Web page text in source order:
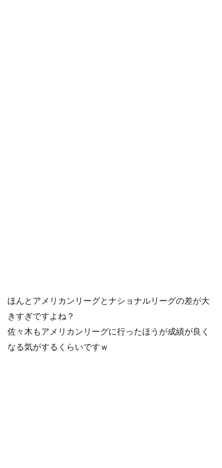
ほんとアメリカンリーグとナショナルリーグの差が大
きすぎですよね？
佐々木もアメリカンリーグに行ったほうが成績が良く
なる気がするくらいですｗ